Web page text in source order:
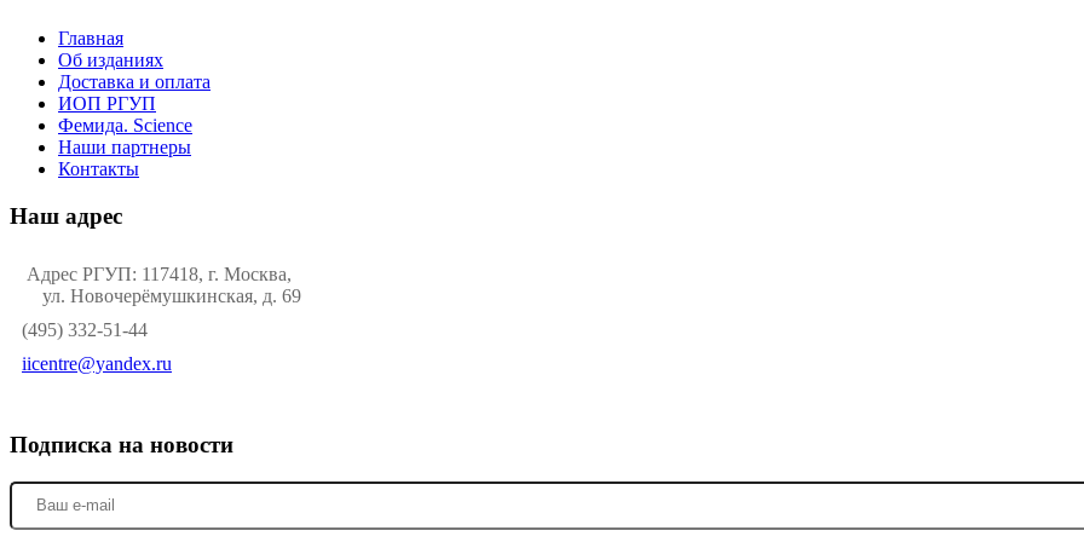
Главная
Об изданиях
Доставка и оплата
ИОП РГУП
Фемида. Science
Наши партнеры
Контакты
Наш адрес
Адрес РГУП: 117418, г. Москва,
ул. Новочерёмушкинская, д. 69
(495) 332-51-44
iicentre@yandex.ru
Подписка на новости